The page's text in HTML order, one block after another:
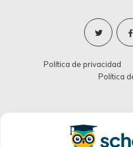
Política de privacidad
Política